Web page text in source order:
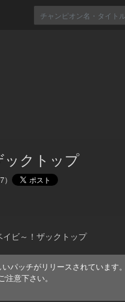
クトップ
）
イビ～！ザックトップ
パッチがリリースされています
意下さい。